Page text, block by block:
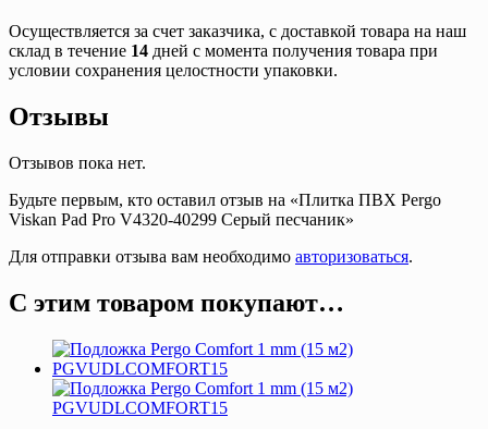
Осуществляется за счет заказчика, с доставкой товара на наш
склад в течение 14 дней с момента получения товара при
условии сохранения целостности упаковки.
Отзывы
Отзывов пока нет.
Будьте первым, кто оставил отзыв на «Плитка ПВХ Pergo
Viskan Pad Pro V4320-40299 Серый песчаник»
Для отправки отзыва вам необходимо авторизоваться.
С этим товаром покупают…